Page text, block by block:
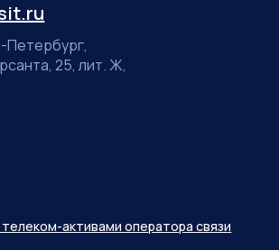
активами оператора связи
Петербург,
25, лит. Ж,